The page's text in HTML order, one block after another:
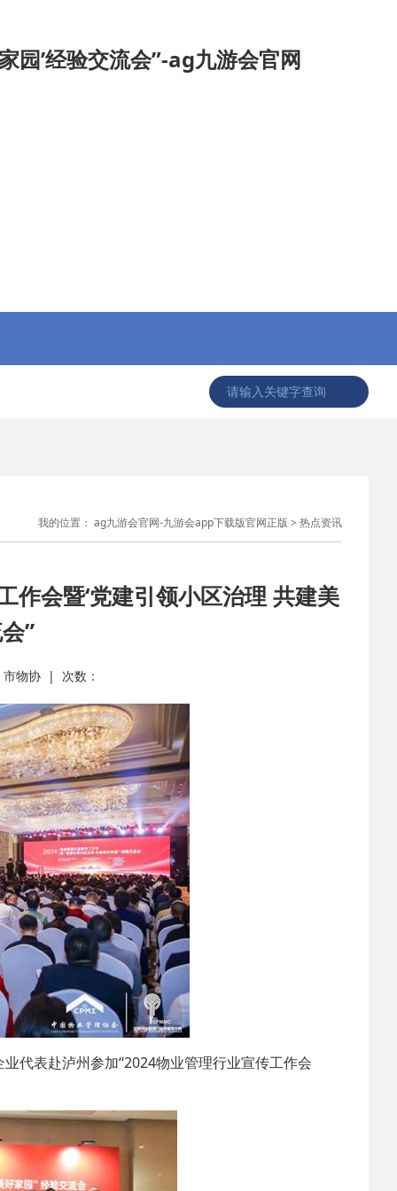
园’经验交流会”-ag九游会官网
我的位置： ag九游会官网-九游会app下载版官网正版 > 热点资讯
作会暨‘党建引领小区治理 共建美
”
物协 | 次数：
代表赴泸州参加“2024物业管理行业宣传工作会